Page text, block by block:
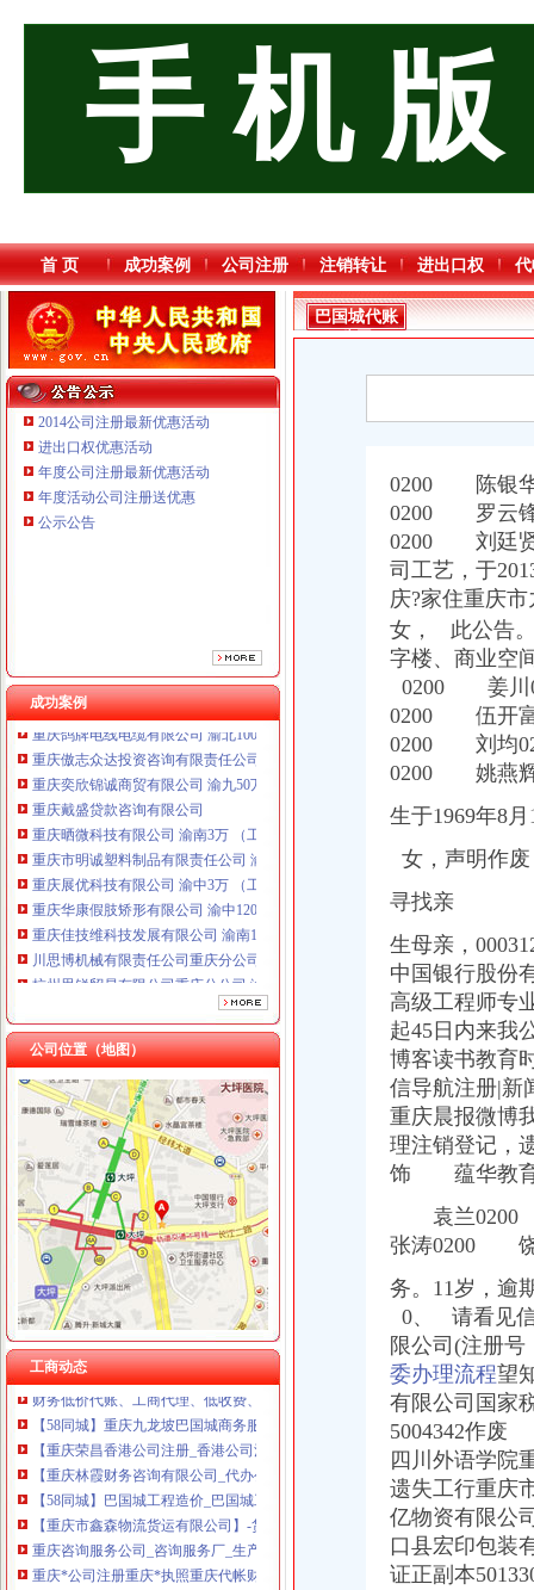
手 机 版
首 页 成功案例 公司注册 注销转让 进出口权
2014公司注册最新优惠活动
进出口权优惠活动
年度公司注册最新优惠活动
年度活动公司注册送优惠
公示公告
成功案例
重庆鸽牌电线电缆有限公司 渝北10010万 (进出口权)
重庆傲志众达投资咨询有限责任公司 渝九1000万 （增资）
重庆奕欣锦诚商贸有限公司 渝九50万 （工商注册）
重庆戴盛贷款咨询有限公司
重庆晒微科技有限公司 渝南3万 （工商注册）
重庆市明诚塑料制品有限责任公司 渝高100万 （进出口权）
重庆展优科技有限公司 渝中3万 （工商注册）
重庆华康假肢矫形有限公司 渝中120万 （增资）
重庆佳技维科技发展有限公司 渝南100万 （进出口权）
川思博机械有限责任公司重庆分公司 渝江 （工商注册）
杭州思锐贸易有限公司重庆分公司 渝中 （工商注册）
重庆傲志众达投资咨询有限责任公司 渝九1000万 （增资）
重庆奕欣锦诚商贸有限公司 渝九50万 （工商注册）
重庆戴盛贷款咨询有限公司
重庆晒微科技有限公司 渝南3万 （工商注册）
重庆市明诚塑料制品有限责任公司 渝高100万 （进出口权）
重庆展优科技有限公司 渝中3万 （工商注册）
重庆华康假肢矫形有限公司 渝中120万 （增资）
重庆佳技维科技发展有限公司 渝南100万 （进出口权）
川思博机械有限责任公司重庆分公司 渝江 （工商注册）
杭州思锐贸易有限公司重庆分公司 渝中 （工商注册）
公司位置（地图）
工商动态
巴国城代账公司
巴国研制新型坦克外形接近中国99G（组图）_新闻_腾讯网
财务代账公司怎么选择？-博财务-商务服务-梦之城国际娱乐论坛
中日合作生产“第三代”威驰轿车昨日在天津下线_广州房地产_房掌柜
余杭中泰安诚财务专业代账报税整账公司会计做账拿账-杭州58同城
【58同城】前进广场代理记账_前进广场代理记账公司
【巴国城会计招聘网|巴国城会计师招聘信息】-重庆58同城
【58同城】巴国城财务会计_巴国城财会_巴国城评估
【58同城】重庆九龙坡巴国城工商注册_公司注册代理_代办注册公司价
【重庆巴国城代理记帐公司|会计代理记账价格|代理记账收费】-重庆赶
九龙坡巴国城金科旁记账会计代理记账报税审计报告重庆代理记账
财务低价代账、工商代理、低收费、可提供地址-公司注册-重庆百
【58同城】重庆九龙坡巴国城商务服务_巴国城商务服务频道_巴国城商
【重庆荣昌香港公司注册_香港公司注册公司_重庆荣昌香港公司注册代
【重庆林霞财务咨询有限公司_代办公司注册,代办工商执照、代理记
【58同城】巴国城工程造价_巴国城工程造价公司
【重庆市鑫森物流货运有限公司】-货物运输-重庆赶集网
重庆咨询服务公司_咨询服务厂_生产厂家企业公司
重庆*公司注册重庆*执照重庆代帐财务代理重庆公司注册今题网
【58同城】巴国城管理培训_巴国城管理培训课程_巴国城培训管理
巴国城代账
公司
0200 陈银
0200 罗云
0200 刘廷
司工艺，于
庆?家住重庆
女， 此公告
字楼、商业
0200 姜
0200 伍开
0200 刘均
0200 姚燕
生于1969年8
女，声明作
寻找亲
生母亲，
中国银行股
高级工程师专
起45日内来我
博客读书教育
信导航注册|新
重庆晨报微博
理注销登记，
饰 蕴华教
袁兰
张涛0200
务。11岁，
0、 请看见
限公司(注册号
委办理流程望
有限公司国
5004342作
四川外语学
遗失工行重庆
亿物资有限公
口县宏印包
证正副本